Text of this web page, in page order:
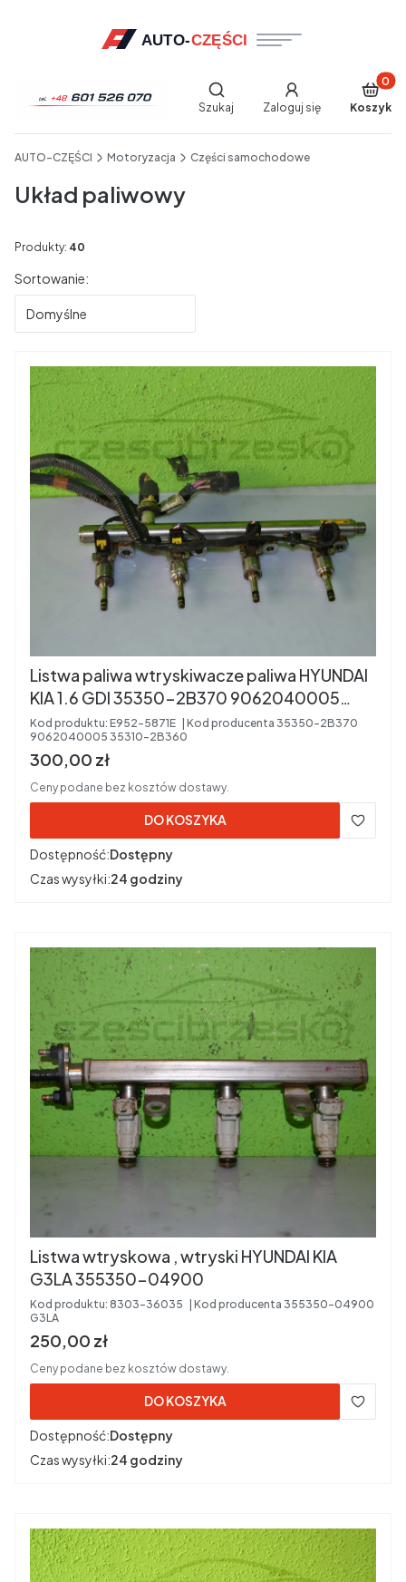
Otwórz wyszukiwarkę
Szukaj Zaloguj się Koszyk
AUTO-CZĘŚCI Motoryzacja Części samochodowe
Układ paliwowy
Produkty: 40
Lista produktów
Sortowanie:
Domyślne
Listwa paliwa wtryskiwacze paliwa HYUNDAI
KIA 1.6 GDI 35350-2B370 9062040005
35310-2B360
Kod produktu: E952-5871E Kod producenta 35350-2B370
9062040005 35310-2B360
Cena brutto
300,00 zł
Ceny podane bez kosztów dostawy.
DO KOSZYKA
Dostępność:Dostępny
Czas wysyłki:24 godziny
Listwa wtryskowa , wtryski HYUNDAI KIA
G3LA 355350-04900
Kod produktu: 8303-36035 Kod producenta 355350-04900
G3LA
Cena brutto
250,00 zł
Ceny podane bez kosztów dostawy.
DO KOSZYKA
Dostępność:Dostępny
Czas wysyłki:24 godziny